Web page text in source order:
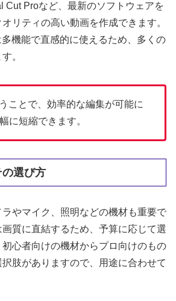
Cut Proなど、最新のソフトウェアを
リティの高い動画を作成できます。
機能で直感的に使えるため、多くの
。
ことで、効率的な編集が可能に
に短縮できます。
選び方
やマイク、照明などの機材も重要で
質に直結するため、予算に応じて選
心者向けの機材からプロ向けのもの
肢がありますので、用途に合わせて